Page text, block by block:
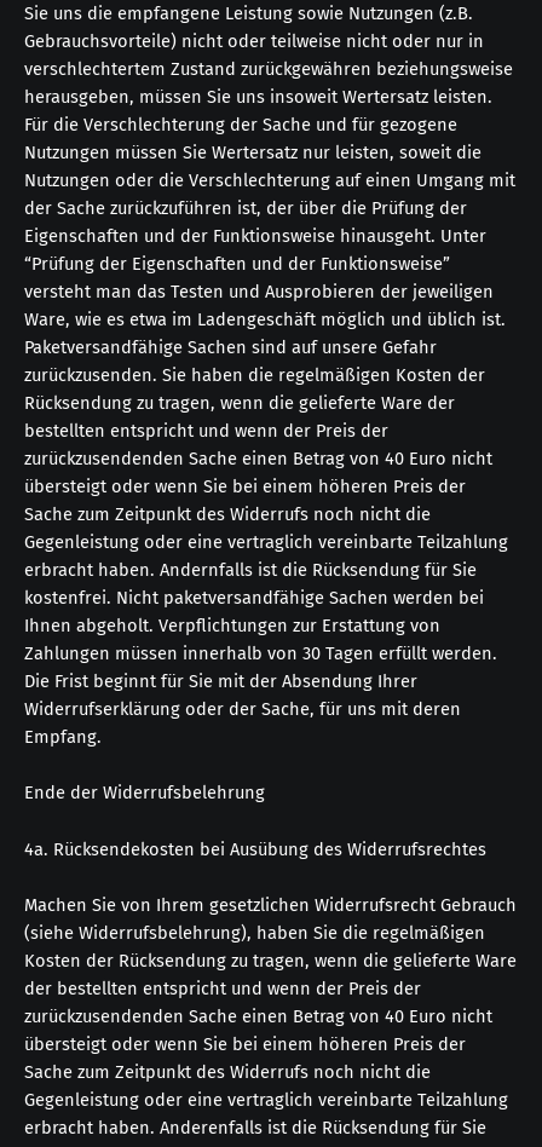
Sie uns die empfangene Leistung sowie Nutzungen (z.B.
Gebrauchsvorteile) nicht oder teilweise nicht oder nur in
verschlechtertem Zustand zurückgewähren beziehungsweise
herausgeben, müssen Sie uns insoweit Wertersatz leisten.
Für die Verschlechterung der Sache und für gezogene
Nutzungen müssen Sie Wertersatz nur leisten, soweit die
Nutzungen oder die Verschlechterung auf einen Umgang mit
der Sache zurückzuführen ist, der über die Prüfung der
Eigenschaften und der Funktionsweise hinausgeht. Unter
“Prüfung der Eigenschaften und der Funktionsweise”
versteht man das Testen und Ausprobieren der jeweiligen
Ware, wie es etwa im Ladengeschäft möglich und üblich ist.
Paketversandfähige Sachen sind auf unsere Gefahr
zurückzusenden. Sie haben die regelmäßigen Kosten der
Rücksendung zu tragen, wenn die gelieferte Ware der
bestellten entspricht und wenn der Preis der
zurückzusendenden Sache einen Betrag von 40 Euro nicht
übersteigt oder wenn Sie bei einem höheren Preis der
Sache zum Zeitpunkt des Widerrufs noch nicht die
Gegenleistung oder eine vertraglich vereinbarte Teilzahlung
erbracht haben. Andernfalls ist die Rücksendung für Sie
kostenfrei. Nicht paketversandfähige Sachen werden bei
Ihnen abgeholt. Verpflichtungen zur Erstattung von
Zahlungen müssen innerhalb von 30 Tagen erfüllt werden.
Die Frist beginnt für Sie mit der Absendung Ihrer
Widerrufserklärung oder der Sache, für uns mit deren
Empfang.
Ende der Widerrufsbelehrung
4a. Rücksendekosten bei Ausübung des Widerrufsrechtes
Machen Sie von Ihrem gesetzlichen Widerrufsrecht Gebrauch
(siehe Widerrufsbelehrung), haben Sie die regelmäßigen
Kosten der Rücksendung zu tragen, wenn die gelieferte Ware
der bestellten entspricht und wenn der Preis der
zurückzusendenden Sache einen Betrag von 40 Euro nicht
übersteigt oder wenn Sie bei einem höheren Preis der
Sache zum Zeitpunkt des Widerrufs noch nicht die
Gegenleistung oder eine vertraglich vereinbarte Teilzahlung
erbracht haben. Anderenfalls ist die Rücksendung für Sie